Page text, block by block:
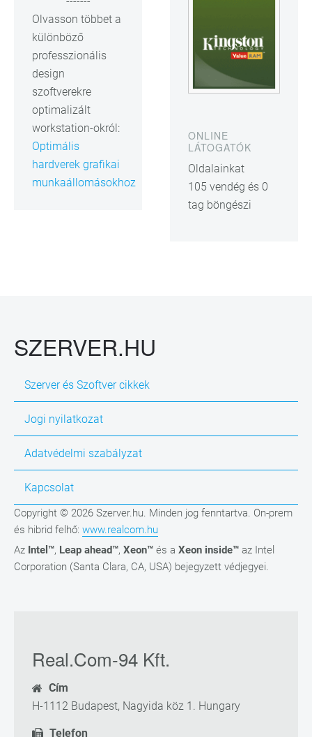
Olvasson többet a
különböző
professzionális
design
szoftverekre
optimalizált
workstation-okról:
Optimális
hardverek grafikai
munkaállomásokhoz
ONLINE
LÁTOGATÓK
Oldalainkat
105 vendég és 0
tag böngészi
SZERVER.HU
Szerver és Szoftver cikkek
Jogi nyilatkozat
Adatvédelmi szabályzat
Kapcsolat
Copyright © 2026 Szerver.hu. Minden jog fenntartva. On-prem
és hibrid felhő: www.realcom.hu
Az Intel™, Leap ahead™, Xeon™ és a Xeon inside™ az Intel
Corporation (Santa Clara, CA, USA) bejegyzett védjegyei.
Real.Com-94 Kft.
Cím
H-1112 Budapest, Nagyida köz 1. Hungary
Telefon